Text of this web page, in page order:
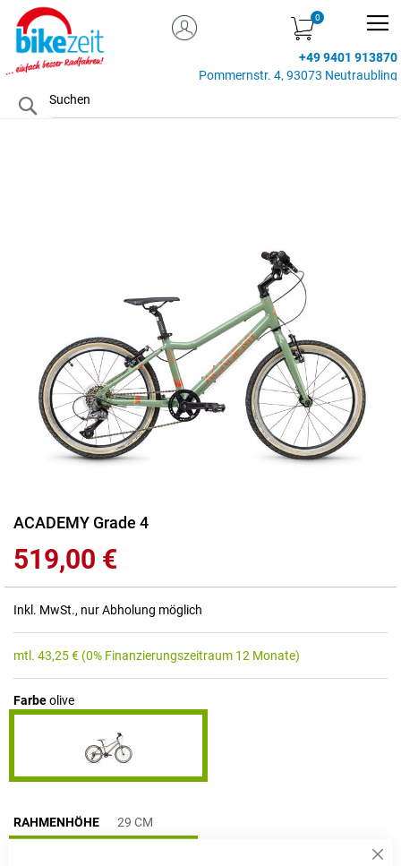
MEIN KONTO
+49 9401 913870
Pommernstr. 4, 93073 Neutraubling
Search
Zum
der
Bildgalerie
springen
ACADEMY Grade 4
519,00 €
Inkl. MwSt., nur Abholung möglich
mtl. 43,25€ (0% Finanzierungszeitraum 12 Monate)
Farbeolive
RAHMENHÖHE 29 CM